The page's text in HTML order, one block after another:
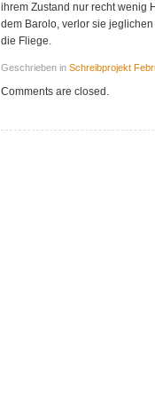
ihrem Zustand nur recht wenig
dem Barolo, verlor sie
die Fliege.
Geschrieben in Schreibprojekt
Comments are closed.